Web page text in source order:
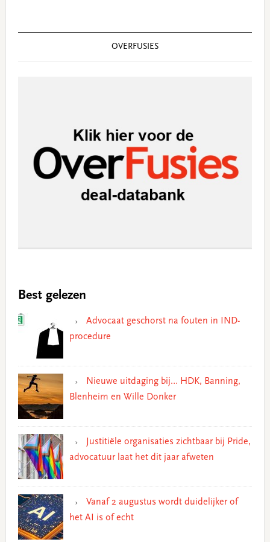
OVERFUSIES
Best gelezen
Advocaat geschorst na fouten in IND-
procedure
Nieuwe uitdaging bij… HDK, Banning,
Blenheim en Wille Donker
Justitiële organisaties zichtbaar bij Pride,
advocatuur laat het dit jaar afweten
Vanaf 2 augustus wordt duidelijker of
het AI is of echt